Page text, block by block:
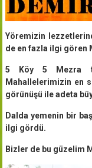
Yöremizin
de en fazla ilgi gören
5 Köy 5 Mezra
Mahallelerimizin en
görünüşü ile adeta
Dalda yemenin bir
ilgi gördü.
Bizler de bu güzelim